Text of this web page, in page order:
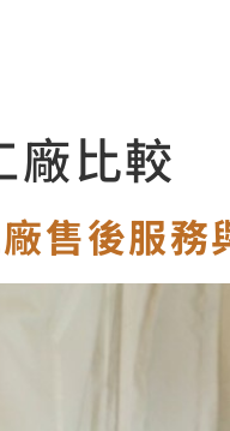
廠比較
售後服務